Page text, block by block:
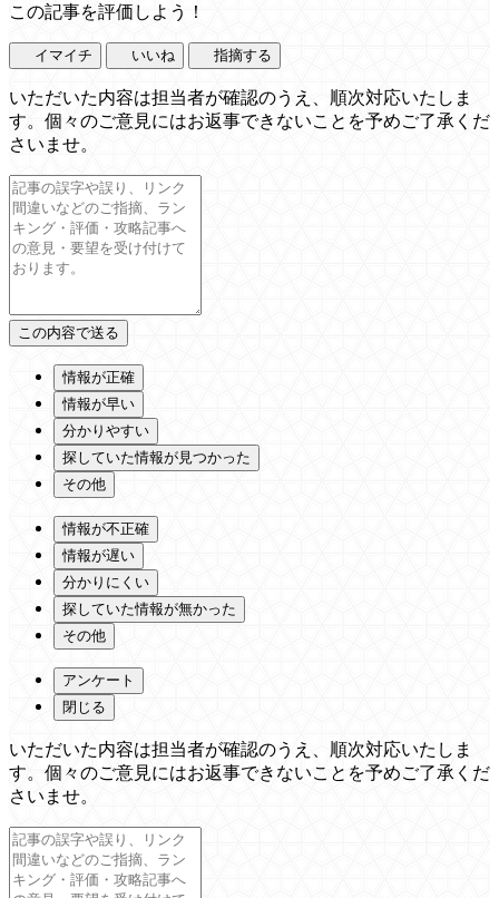
この記事を評価しよう！
イマイチ いいね 指摘する
いただいた内容は担当者が確認のうえ、順次対応いたしま
す。個々のご意見にはお返事できないことを予めご了承くだ
さいませ。
情報が正確
情報が早い
分かりやすい
探していた情報が見つかった
その他
情報が不正確
情報が遅い
分かりにくい
探していた情報が無かった
その他
アンケート
閉じる
いただいた内容は担当者が確認のうえ、順次対応いたしま
す。個々のご意見にはお返事できないことを予めご了承くだ
さいませ。